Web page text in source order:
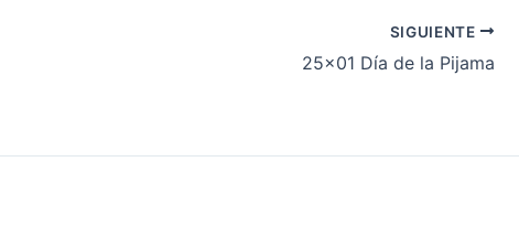
SIGUIENTE
25×01 Día de la Pijama